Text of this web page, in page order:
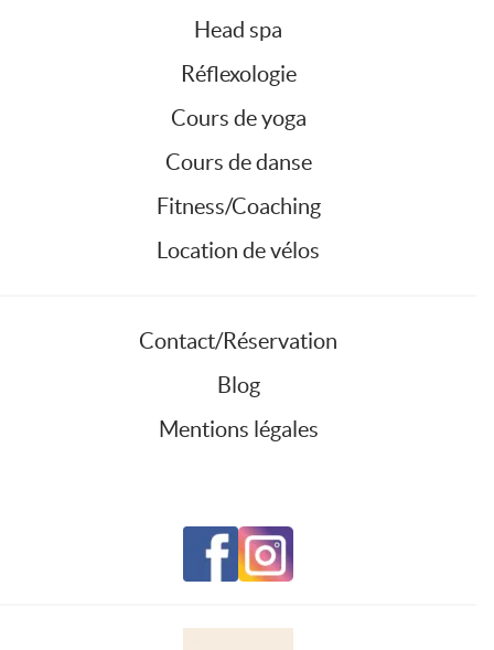
Head spa
Réflexologie
Cours de yoga
Cours de danse
Fitness/Coaching
Location de vélos
Contact/Réservation
Blog
Mentions légales